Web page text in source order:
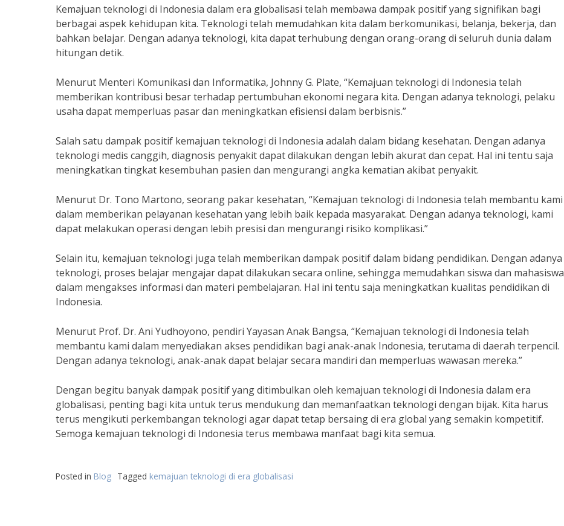
Kemajuan teknologi di Indonesia dalam era globalisasi telah membawa dampak positif yang signifikan bagi
berbagai aspek kehidupan kita. Teknologi telah memudahkan kita dalam berkomunikasi, belanja, bekerja, dan
bahkan belajar. Dengan adanya teknologi, kita dapat terhubung dengan orang-orang di seluruh dunia dalam
hitungan detik.
Menurut Menteri Komunikasi dan Informatika, Johnny G. Plate, “Kemajuan teknologi di Indonesia telah
memberikan kontribusi besar terhadap pertumbuhan ekonomi negara kita. Dengan adanya teknologi, pelaku
usaha dapat memperluas pasar dan meningkatkan efisiensi dalam berbisnis.”
Salah satu dampak positif kemajuan teknologi di Indonesia adalah dalam bidang kesehatan. Dengan adanya
teknologi medis canggih, diagnosis penyakit dapat dilakukan dengan lebih akurat dan cepat. Hal ini tentu saja
meningkatkan tingkat kesembuhan pasien dan mengurangi angka kematian akibat penyakit.
Menurut Dr. Tono Martono, seorang pakar kesehatan, “Kemajuan teknologi di Indonesia telah membantu kami
dalam memberikan pelayanan kesehatan yang lebih baik kepada masyarakat. Dengan adanya teknologi, kami
dapat melakukan operasi dengan lebih presisi dan mengurangi risiko komplikasi.”
Selain itu, kemajuan teknologi juga telah memberikan dampak positif dalam bidang pendidikan. Dengan adanya
teknologi, proses belajar mengajar dapat dilakukan secara online, sehingga memudahkan siswa dan mahasiswa
dalam mengakses informasi dan materi pembelajaran. Hal ini tentu saja meningkatkan kualitas pendidikan di
Indonesia.
Menurut Prof. Dr. Ani Yudhoyono, pendiri Yayasan Anak Bangsa, “Kemajuan teknologi di Indonesia telah
membantu kami dalam menyediakan akses pendidikan bagi anak-anak Indonesia, terutama di daerah terpencil.
Dengan adanya teknologi, anak-anak dapat belajar secara mandiri dan memperluas wawasan mereka.”
Dengan begitu banyak dampak positif yang ditimbulkan oleh kemajuan teknologi di Indonesia dalam era
globalisasi, penting bagi kita untuk terus mendukung dan memanfaatkan teknologi dengan bijak. Kita harus
terus mengikuti perkembangan teknologi agar dapat tetap bersaing di era global yang semakin kompetitif.
Semoga kemajuan teknologi di Indonesia terus membawa manfaat bagi kita semua.
Posted in Blog Tagged kemajuan teknologi di era globalisasi